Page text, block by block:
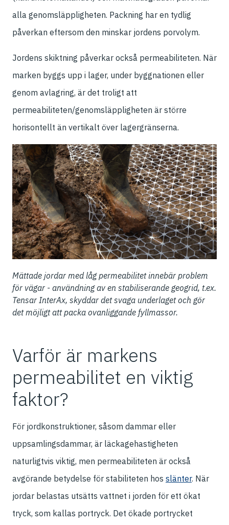
alla genomsläppligheten. Packning har en tydlig
påverkan eftersom den minskar jordens porvolym.
Jordens skiktning påverkar också permeabiliteten. När
marken byggs upp i lager, under byggnationen eller
genom avlagring, är det troligt att
permeabiliteten/genomsläppligheten är större
horisontellt än vertikalt över lagergränserna.
Mättade jordar med låg permeabilitet innebär problem
för vägar - användning av en stabiliserande geogrid, t.ex.
Tensar InterAx, skyddar det svaga underlaget och gör
det möjligt att packa ovanliggande fyllmassor.
Varför är markens
permeabilitet en viktig
faktor?
För jordkonstruktioner, såsom dammar eller
uppsamlingsdammar, är läckagehastigheten
naturligtvis viktig, men permeabiliteten är också
avgörande betydelse för stabiliteten hos slänter. När
jordar belastas utsätts vattnet i jorden för ett ökat
tryck, som kallas portryck. Det ökade portrycket